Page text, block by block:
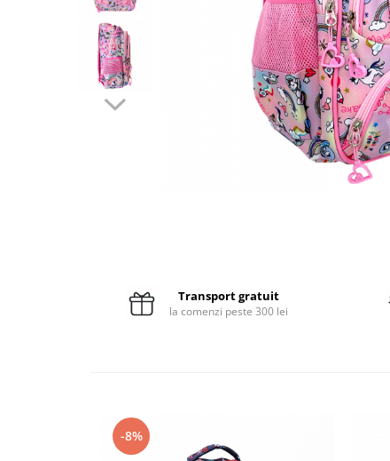
Pilote cu blăniță
Transport gratuit
la comenzi peste 300 lei
-8%